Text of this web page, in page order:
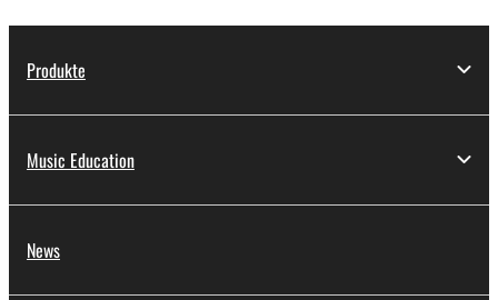
Produkte
Music Education
News